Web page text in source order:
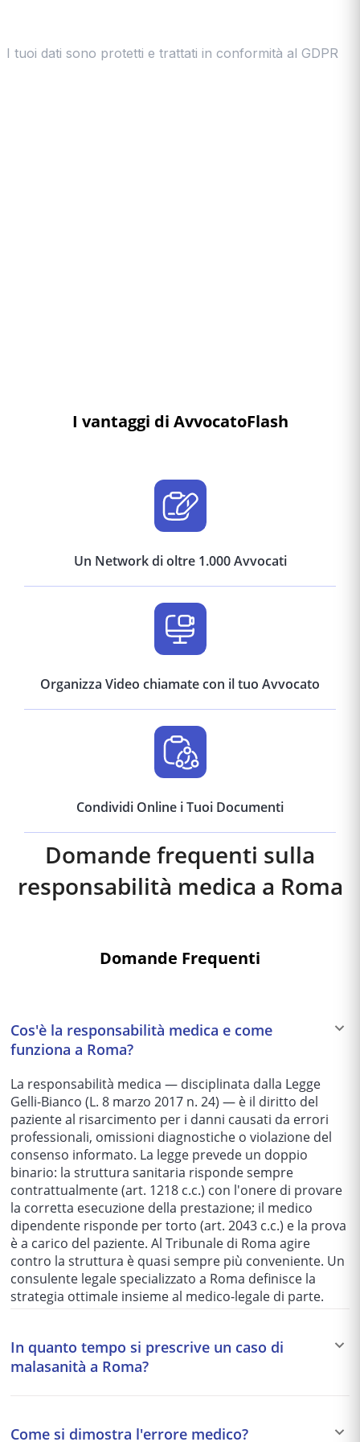
I vantaggi di AvvocatoFlash
Un Network di oltre 1.000 Avvocati
Organizza Video chiamate con il tuo Avvocato
Condividi Online i Tuoi Documenti
Domande frequenti sulla
responsabilità medica a Roma
Domande Frequenti
Cos'è la responsabilità medica e come
funziona a Roma?
La responsabilità medica — disciplinata dalla Legge
Gelli-Bianco (L. 8 marzo 2017 n. 24) — è il diritto del
paziente al risarcimento per i danni causati da errori
professionali, omissioni diagnostiche o violazione del
consenso informato. La legge prevede un doppio
binario: la struttura sanitaria risponde sempre
contrattualmente (art. 1218 c.c.) con l'onere di provare
la corretta esecuzione della prestazione; il medico
dipendente risponde per torto (art. 2043 c.c.) e la prova
è a carico del paziente. Al Tribunale di Roma agire
contro la struttura è quasi sempre più conveniente. Un
consulente legale specializzato a Roma definisce la
strategia ottimale insieme al medico-legale di parte.
In quanto tempo si prescrive un caso di
malasanità a Roma?
decorrono dal momento in cui il paziente ha avuto — o
Come si dimostra l'errore medico?